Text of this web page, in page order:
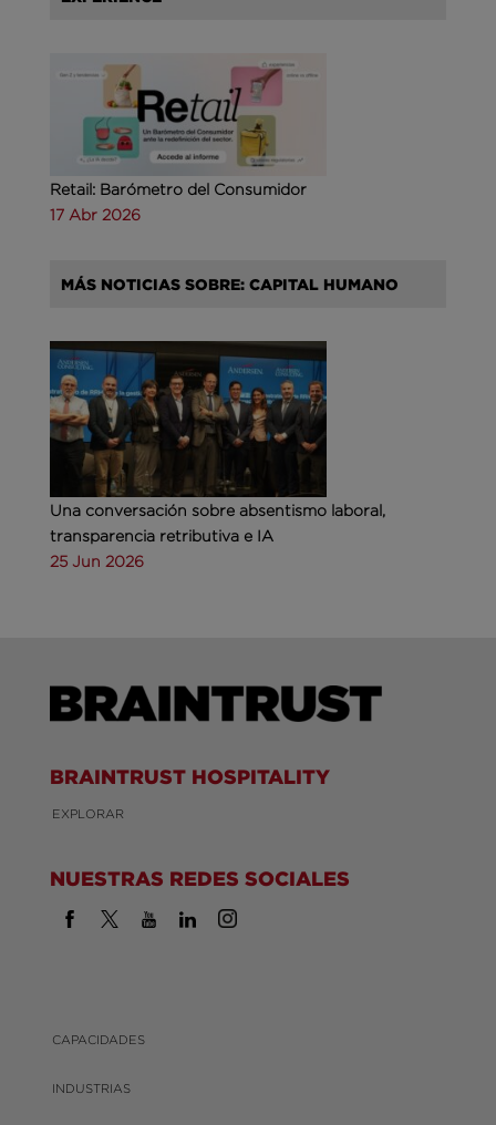
Retail: Barómetro del Consumidor
17 Abr 2026
MÁS NOTICIAS SOBRE: CAPITAL HUMANO
Una conversación sobre absentismo laboral,
transparencia retributiva e IA
25 Jun 2026
BRAINTRUST HOSPITALITY
EXPLORAR
NUESTRAS REDES SOCIALES
CAPACIDADES
INDUSTRIAS